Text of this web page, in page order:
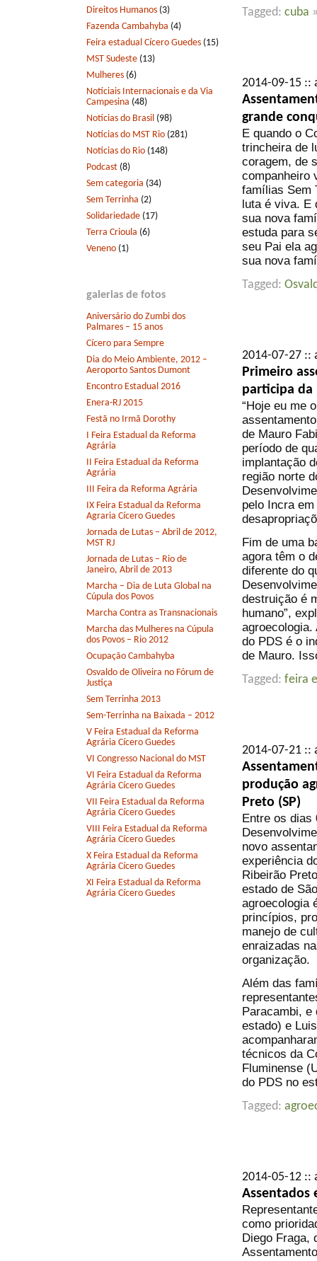
Direitos Humanos (3)
Fazenda Cambahyba (4)
Feira estadual Cícero Guedes (15)
MST Sudeste (13)
Mulheres (6)
Notíciais Internacionais e da Via
Campesina (48)
Notícias do Brasil (98)
Notícias do MST Rio (281)
Notícias do Rio (148)
Podcast (8)
Sem categoria (34)
Sem Terrinha (2)
Solidariedade (17)
Terra Crioula (6)
Veneno (1)
galerias de fotos
Aniversário do Zumbi dos
Palmares – 15 anos
Cícero para Sempre
Dia do Meio Ambiente, 2012 –
Aeroporto Santos Dumont
Encontro Estadual 2016
Enera-RJ 2015
Festã no Irmã Dorothy
I Feira Estadual da Reforma
Agrária
II Feira Estadual da Reforma
Agrária
III Feira da Reforma Agrária
IX Feira Estadual da Reforma
Agraria Cícero Guedes
Jornada de Lutas – Abril de 2012,
MST RJ
Jornada de Lutas – Rio de
Janeiro, Abril de 2013
Marcha – Dia de Luta Global na
Cúpula dos Povos
Marcha Contra as Transnacionais
Marcha das Mulheres na Cúpula
dos Povos – Rio 2012
Ocupação Cambahyba
Osvaldo de Oliveira no Fórum de
Justiça
Sem Terrinha 2013
Sem-Terrinha na Baixada – 2012
V Feira Estadual da Reforma
Agrária Cícero Guedes
VI Congresso Nacional do MST
VI Feira Estadual da Reforma
Agrária Cícero Guedes
VII Feira Estadual da Reforma
Agrária Cícero Guedes
VIII Feira Estadual da Reforma
Agrária Cícero Guedes
X Feira Estadual da Reforma
Agrária Cícero Guedes
XI Feira Estadual da Reforma
Agrária Cícero Guedes
Tagged: cuba
2014-09-15
grande
E quando o
trincheira de
coragem, de
companheiro
famílias Sem
luta é viva. E
sua nova
estuda para
seu Pai ela
sua nova
Tagged:
2014-07-27
Primeiro
participa da
“Hoje eu me
de Mauro
período de
implantação
região norte
pelo Incra
Fim de uma
agora têm o
diferente do
destruição é
humano”,
do PDS é o
de Mauro.
Tagged: feira
2014-07-21
produção
Preto (SP)
Entre os dias
novo
experiência
Ribeirão
estado de
agroecologia
princípios,
manejo de
enraizadas
organização.
Além das
Paracambi, e
estado) e
técnicos da
Fluminense
do PDS no
Tagged:
2014-05-12
Assentados
como
Diego Fraga,